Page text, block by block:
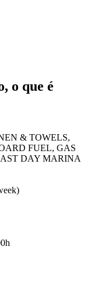
o que é
& TOWELS,
FUEL, GAS
DAY MARINA